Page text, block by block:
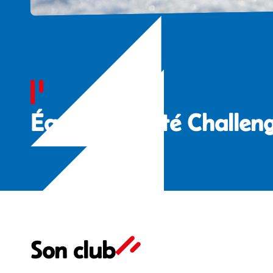
Équipe Comité
Son club